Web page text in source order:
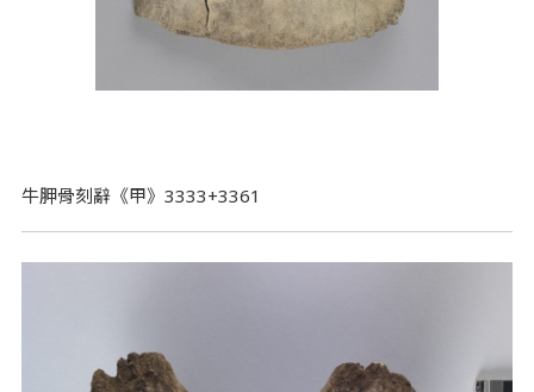
牛胛骨刻辭《甲》3333+3361